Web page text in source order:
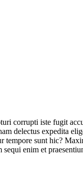
corrupti iste fugit
delectus expedita
sunt hic?
enim et